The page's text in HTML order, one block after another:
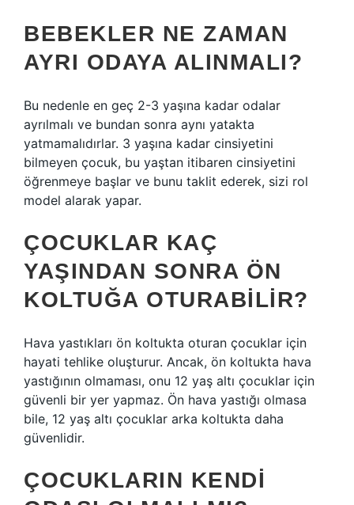
BEBEKLER NE ZAMAN
AYRI ODAYA ALINMALI?
Bu nedenle en geç 2-3 yaşına kadar odalar
ayrılmalı ve bundan sonra aynı yatakta
yatmamalıdırlar. 3 yaşına kadar cinsiyetini
bilmeyen çocuk, bu yaştan itibaren cinsiyetini
öğrenmeye başlar ve bunu taklit ederek, sizi rol
model alarak yapar.
ÇOCUKLAR KAÇ
YAŞINDAN SONRA ÖN
KOLTUĞA OTURABILIR?
Hava yastıkları ön koltukta oturan çocuklar için
hayati tehlike oluşturur. Ancak, ön koltukta hava
yastığının olmaması, onu 12 yaş altı çocuklar için
güvenli bir yer yapmaz. Ön hava yastığı olmasa
bile, 12 yaş altı çocuklar arka koltukta daha
güvenlidir.
ÇOCUKLARIN KENDI